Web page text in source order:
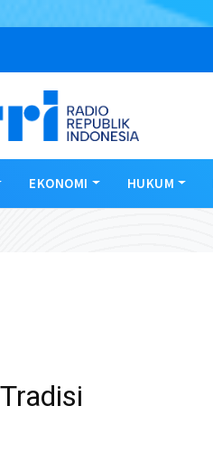
EKONOMI HUKUM